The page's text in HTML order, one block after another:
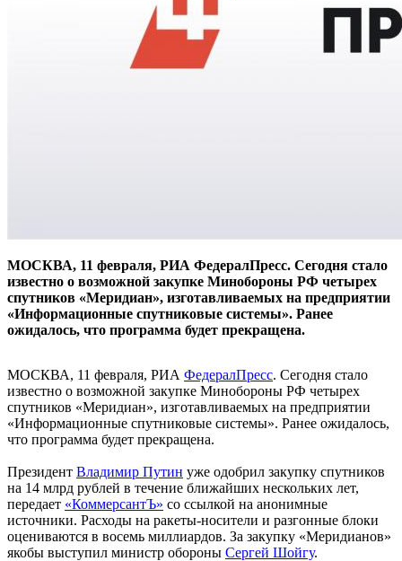
МОСКВА, 11 февраля, РИА ФедералПресс. Сегодня стало
известно о возможной закупке Минобороны РФ четырех
спутников «Меридиан», изготавливаемых на предприятии
«Информационные спутниковые системы». Ранее
ожидалось, что программа будет прекращена.
МОСКВА, 11 февраля, РИА ФедералПресс. Сегодня стало
известно о возможной закупке Минобороны РФ четырех
спутников «Меридиан», изготавливаемых на предприятии
«Информационные спутниковые системы». Ранее ожидалось,
что программа будет прекращена.
Президент Владимир Путин уже одобрил закупку спутников
на 14 млрд рублей в течение ближайших нескольких лет,
передает «КоммерсантЪ» со ссылкой на анонимные
источники. Расходы на ракеты-носители и разгонные блоки
оцениваются в восемь миллиардов. За закупку «Меридианов»
якобы выступил министр обороны Сергей Шойгу.